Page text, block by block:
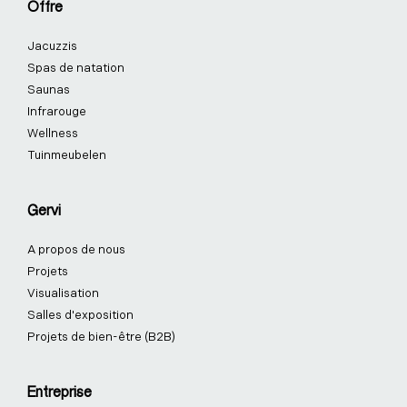
o
-
f
-
i
Offre
Jacuzzis
Spas de natation
Saunas
Infrarouge
Wellness
Tuinmeubelen
Gervi
A propos de nous
Projets
Visualisation
Salles d'exposition
Projets de bien-être (B2B)
Entreprise